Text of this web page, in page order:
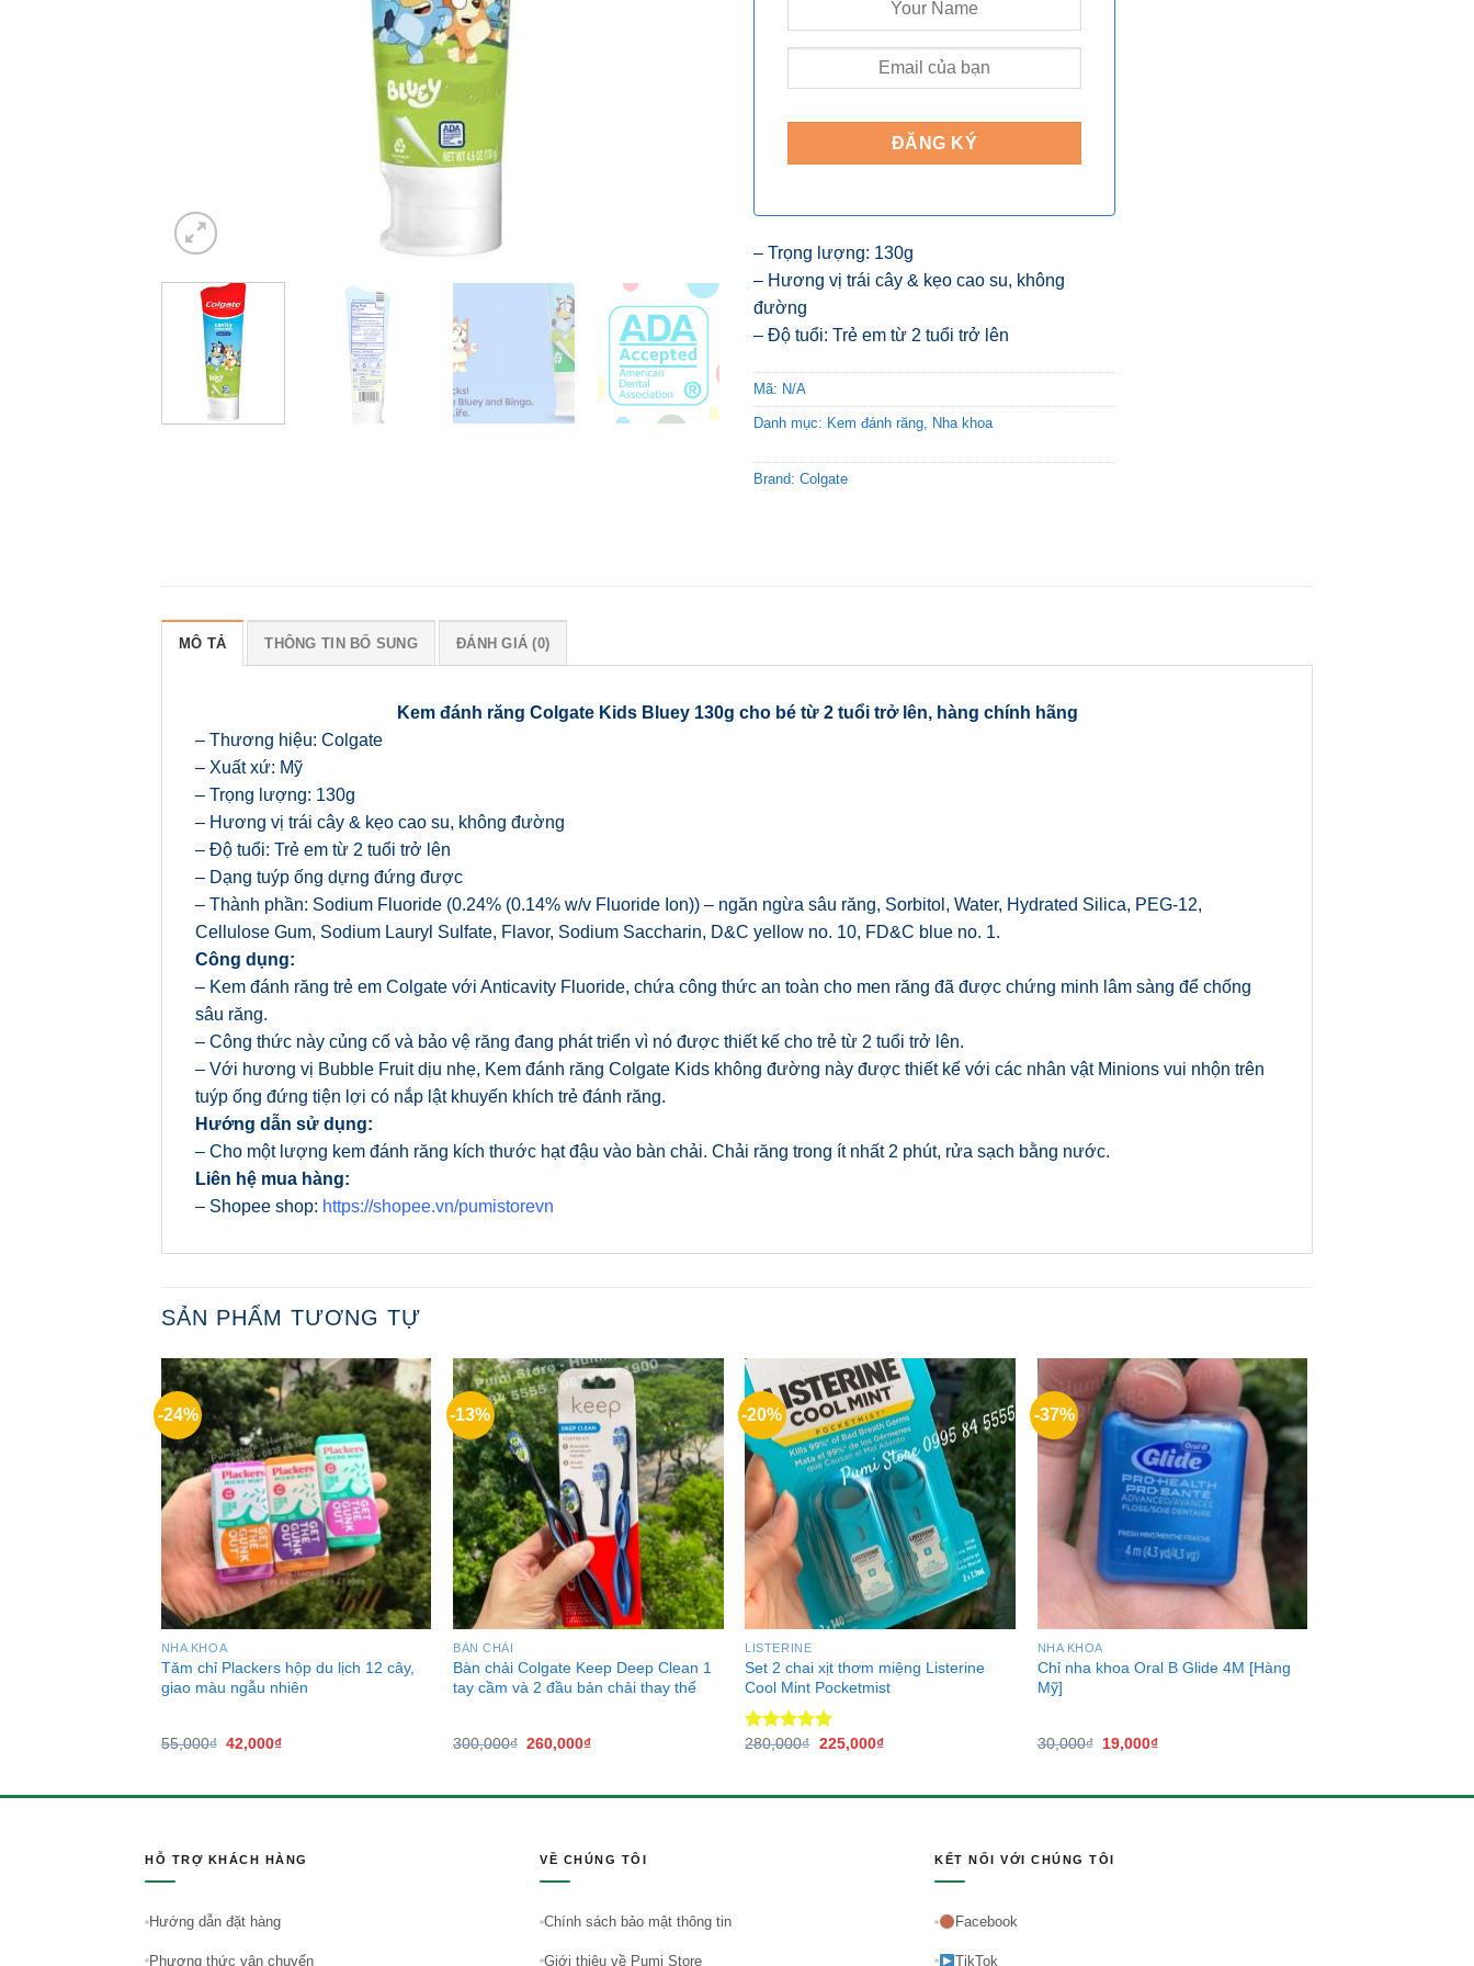
– Trọng lượng: 130g
– Hương vị trái cây & kẹo cao su, không
đường
– Độ tuổi: Trẻ em từ 2 tuổi trở lên
Mã: N/A
Danh mục: Kem đánh răng Nha khoa
Brand: Colgate
MÔ TẢ THÔNG TIN BỔ SUNG ĐÁNH GIÁ (0)
Kem đánh răng Colgate Kids Bluey 130g cho bé từ 2 tuổi trở lên, hàng chính hãng
– Thương hiệu: Colgate
– Xuất xứ: Mỹ
– Trọng lượng: 130g
– Hương vị trái cây & kẹo cao su, không đường
– Độ tuổi: Trẻ em từ 2 tuổi trở lên
– Dạng tuýp ống dựng đứng được
– Thành phần: Sodium Fluoride (0.24% (0.14% w/v Fluoride Ion)) – ngăn ngừa sâu răng, Sorbitol, Water, Hydrated Silica, PEG-12,
Cellulose Gum, Sodium Lauryl Sulfate, Flavor, Sodium Saccharin, D&C yellow no. 10, FD&C blue no. 1.
Công dụng:
– Kem đánh răng trẻ em Colgate với Anticavity Fluoride, chứa công thức an toàn cho men răng đã được chứng minh lâm sàng để chống
sâu răng.
– Công thức này củng cố và bảo vệ răng đang phát triển vì nó được thiết kế cho trẻ từ 2 tuổi trở lên.
– Với hương vị Bubble Fruit dịu nhẹ, Kem đánh răng Colgate Kids không đường này được thiết kế với các nhân vật Minions vui nhộn trên
tuýp ống đứng tiện lợi có nắp lật khuyến khích trẻ đánh răng.
Hướng dẫn sử dụng:
– Cho một lượng kem đánh răng kích thước hạt đậu vào bàn chải. Chải răng trong ít nhất 2 phút, rửa sạch bằng nước.
Liên hệ mua hàng:
– Shopee shop: https://shopee.vn/pumistorevn
SẢN PHẨM TƯƠNG TỰ
-24%
NHA KHOA
Tăm chỉ Plackers hộp du lịch 12 cây,
giao màu ngẫu nhiên
55,000₫ 42,000₫
-13%
BÀN CHẢI
Bàn chải Colgate Keep Deep Clean 1
tay cầm và 2 đầu bản chải thay thế
300,000₫ 260,000₫
-20%
LISTERINE
Set 2 chai xịt thơm miệng Listerine
Cool Mint Pocketmist
Được xếp
280,000₫ 225,000₫
-37%
NHA KHOA
Chỉ nha khoa Oral B Glide 4M [Hàng
Mỹ]
30,000₫ 19,000₫
HỖ TRỢ KHÁCH HÀNG
Hướng dẫn đặt hàng
Phương thức vận chuyển
VỀ CHÚNG TÔI
Chính sách bảo mật thông tin
Giới thiệu về Pumi Store
KẾT NỐI VỚI CHÚNG TÔI
Facebook
TikTok